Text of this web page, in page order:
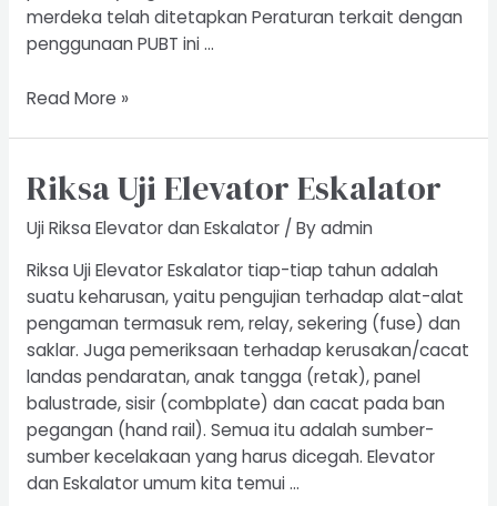
merdeka telah ditetapkan Peraturan terkait dengan
penggunaan PUBT ini …
Riksa
Read More »
Riksa Uji Elevator Eskalator
Uji Riksa Elevator dan Eskalator/ Byadmin
Riksa Uji Elevator Eskalator tiap-tiap tahun adalah
suatu keharusan, yaitu pengujian terhadap alat-alat
pengaman termasuk rem, relay, sekering (fuse) dan
saklar. Juga pemeriksaan terhadap kerusakan/cacat
landas pendaratan, anak tangga (retak), panel
balustrade, sisir (combplate) dan cacat pada ban
pegangan (hand rail). Semua itu adalah sumber-
sumber kecelakaan yang harus dicegah. Elevator
dan Eskalator umum kita temui …